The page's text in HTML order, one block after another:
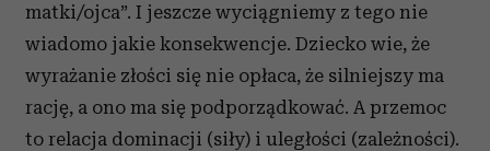
matki/ojca”. I jeszcze wyciągniemy z tego nie
wiadomo jakie konsekwencje. Dziecko wie, że
wyrażanie złości się nie opłaca, że silniejszy ma
rację, a ono ma się podporządkować. A przemoc
to relacja dominacji (siły) i uległości (zależności).